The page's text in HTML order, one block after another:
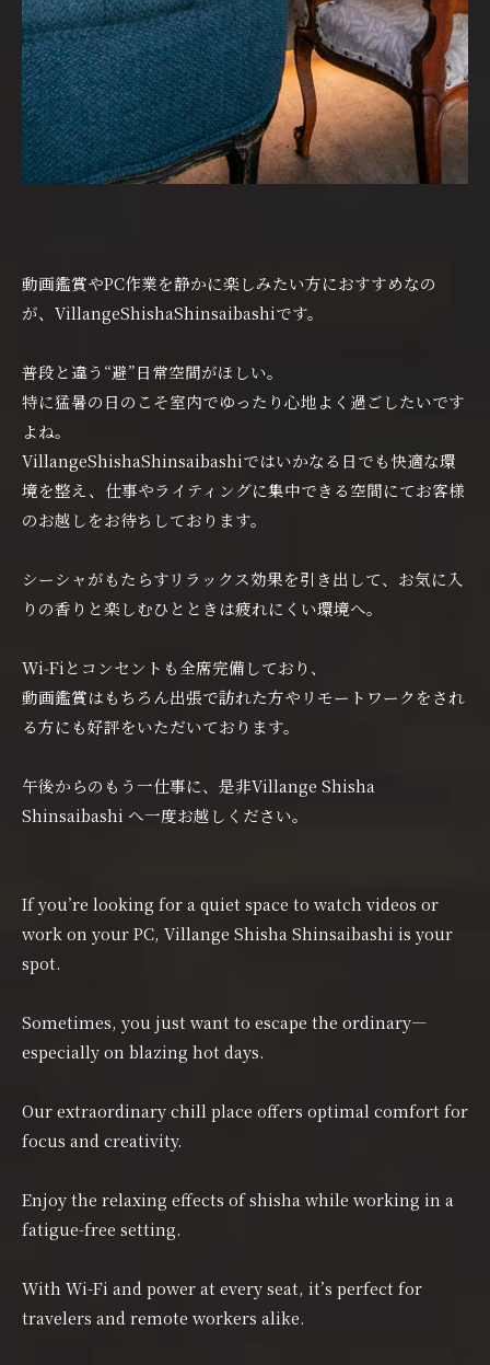
動画鑑賞やPC作業を静かに楽しみたい方におすすめなの
が、VillangeShishaShinsaibashiです。
普段と違う“避”日常空間がほしい。
特に猛暑の日のこそ室内でゆったり心地よく過ごしたいです
よね。
VillangeShishaShinsaibashiではいかなる日でも快適な環
境を整え、仕事やライティングに集中できる空間にてお客様
のお越しをお待ちしております。
シーシャがもたらすリラックス効果を引き出して、お気に入
りの香りと楽しむひとときは疲れにくい環境へ。
Wi‑Fiとコンセントも全席完備しており、
動画鑑賞はもちろん出張で訪れた方やリモートワークをされ
る方にも好評をいただいております。
午後からのもう一仕事に、是非Villange Shisha
Shinsaibashi へ一度お越しください。
If you’re looking for a quiet space to watch videos or
work on your PC, Villange Shisha Shinsaibashi is your
spot.
Sometimes, you just want to escape the ordinary—
especially on blazing hot days.
Our extraordinary chill place offers optimal comfort for
focus and creativity.
Enjoy the relaxing effects of shisha while working in a
fatigue-free setting.
With Wi-Fi and power at every seat, it’s perfect for
travelers and remote workers alike.